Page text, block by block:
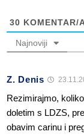
30 KOMENTAR/
Najnoviji
Z. Denis
Rezimirajmo,
doletim s LDZS,
obavim carinu i